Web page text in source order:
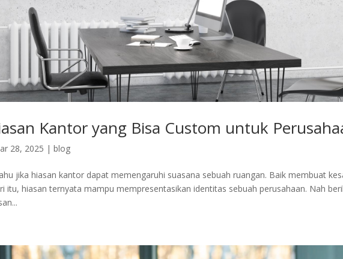
Kantor yang Bisa Custom untuk
28, 2025 |blog
jika hiasan kantor dapat memengaruhi suasana sebuah ruangan. Baik membuat
itu, hiasan ternyata mampu mempresentasikan identitas sebuah perusahaan. Nah